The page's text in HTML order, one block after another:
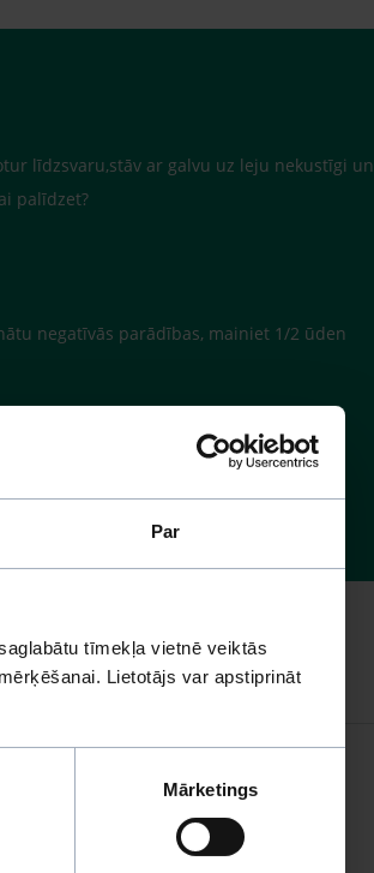
Par
tīmekļa vietnē veiktās
Lietotājs var apstiprināt
Mārketings
līdzsvaru,stāv ar galvu uz leju nekustīgi un
palīdzet?
negatīvās parādības, mainiet 1/2 ūden
(piemēram, applaucētas salātu lapas),